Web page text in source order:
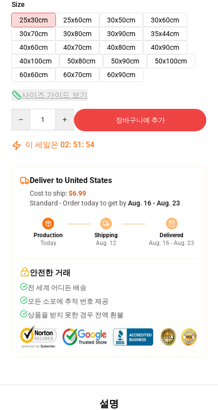
Size
25x30cm
25x60cm 30x50cm
30x60cm
30x70cm
30x80cm 30x90cm
35x44cm
40x60cm
40x70cm 40x80cm
40x90cm
40x100cm
50x80cm 50x90cm
50x100cm
60x60cm
60x70cm 60x90cm
사이즈 가이드 보기
장바구니에 추가
이 세일은 02: 51 : 54
Deliver to United States
Cost to ship:$6.99
Standard - Order today to get byAug. 16 - Aug. 23
Production
Today
Shipping
Aug. 12
Delivered
Aug. 16 - Aug. 23
안전한 거래
전 세계 어디든 배송
모든 소포에 추적 번호 제공
상품을 받지 못한 경우 전액 환불
설명